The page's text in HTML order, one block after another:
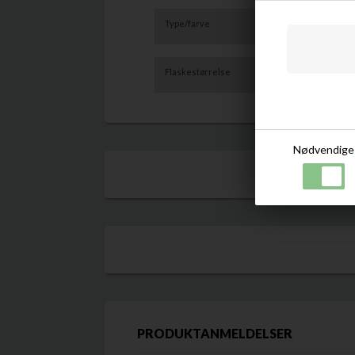
Nødvendige
Type/farve
Flaskestørrelse
PRODUKTANMELDELSER